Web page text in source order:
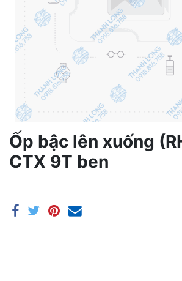
Ốp bậc lên xuống
CTX 9T ben